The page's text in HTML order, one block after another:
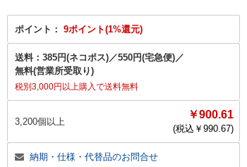
ポイント： 9ポイント(1%還元)
送料： 385円(ネコポス)／550円(宅急便)／
無料(営業所受取り)
税別3,000円以上購入で送料無料
3,200個以上
￥900.61
(税込￥ 990.67)
納期・仕様・代替品のお問合せ